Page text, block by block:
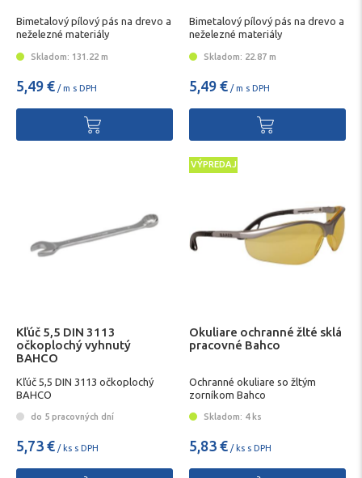
Bimetalový pílový pás na drevo a
neželezné materiály
Skladom: 131.22 m
5,49 € / m s DPH
Bimetalový pílový pás na drevo a
neželezné materiály
Skladom: 22.87 m
5,49 € / m s DPH
Kľúč 5,5 DIN 3113
očkoplochý vyhnutý
BAHCO
Kľúč 5,5 DIN 3113 očkoplochý
BAHCO
do 5 pracovných dní
5,73 € / ks s DPH
VÝPREDAJ
Okuliare ochranné žlté sklá
pracovné Bahco
Ochranné okuliare so žltým
zorníkom Bahco
Skladom: 4 ks
5,83 € / ks s DPH